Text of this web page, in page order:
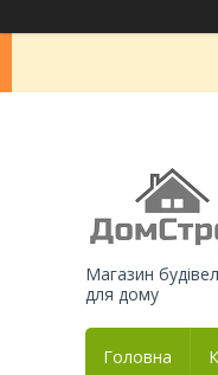
Магазин
для дому
Головна